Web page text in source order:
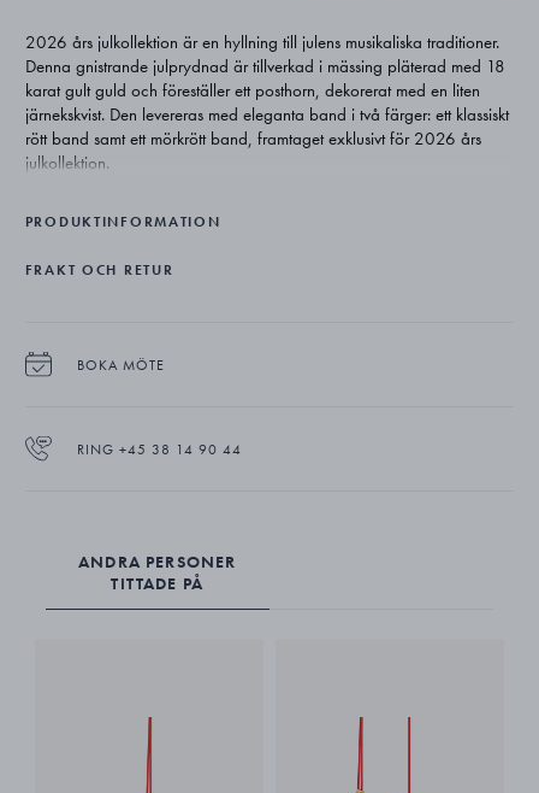
2026 års julkollektion är en hyllning till julens musikaliska traditioner.
Denna gnistrande julprydnad är tillverkad i mässing pläterad med 18
karat gult guld och föreställer ett posthorn, dekorerat med en liten
järnekskvist. Den levereras med eleganta band i två färger: ett klassiskt
rött band samt ett mörkrött band, framtaget exklusivt för 2026 års
julkollektion.
PRODUKTINFORMATION
FRAKT OCH RETUR
BOKA MÖTE
RING +45 38 14 90 44
ANDRA PERSONER
TITTADE PÅ